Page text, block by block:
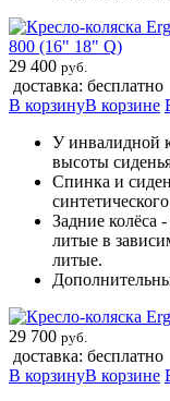
800 (16" 18" Q)
29 400 руб.
доставка: бесплатно
В корзинуВ корзине
У инвалидной
высоты
Спинка и
Задние колёса
литые в
литые.
29 700 руб.
доставка: бесплатно
В корзинуВ корзине